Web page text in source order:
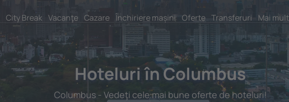
City Break Vacanţe Cazare Închiriere mașini Oferte Transferuri Mai mult
Hoteluri în Columbus
Columbus - Vedeţi cele mai bune oferte de hoteluri!